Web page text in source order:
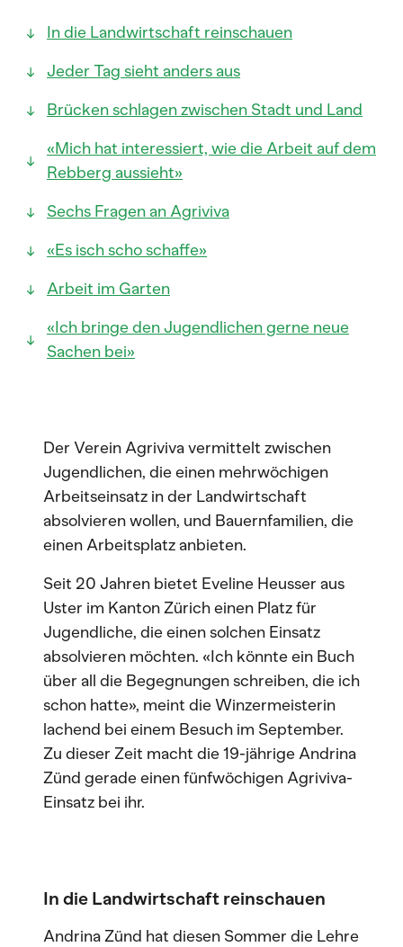
In die Landwirtschaft reinschauen
Jeder Tag sieht anders aus
Brücken schlagen zwischen Stadt und Land
«Mich hat interessiert, wie die Arbeit auf dem
Rebberg aussieht»
Sechs Fragen an Agriviva
«Es isch scho schaffe»
Arbeit im Garten
«Ich bringe den Jugendlichen gerne neue
Sachen bei»
Der Verein Agriviva vermittelt zwischen
Jugendlichen, die einen mehrwöchigen
Arbeitseinsatz in der Landwirtschaft
absolvieren wollen, und Bauernfamilien, die
einen Arbeitsplatz anbieten.
Seit 20 Jahren bietet Eveline Heusser aus
Uster im Kanton Zürich einen Platz für
Jugendliche, die einen solchen Einsatz
absolvieren möchten. «Ich könnte ein Buch
über all die Begegnungen schreiben, die ich
schon hatte», meint die Winzermeisterin
lachend bei einem Besuch im September.
Zu dieser Zeit macht die 19-jährige Andrina
Zünd gerade einen fünfwöchigen Agriviva-
Einsatz bei ihr.
In die Landwirtschaft reinschauen
Andrina Zünd hat diesen Sommer die Lehre